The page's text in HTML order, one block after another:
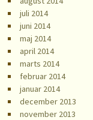
juli 2014
juni 2014
maj 2014
april 2014
marts 2014
februar 2014
januar 2014
december 2013
november 2013